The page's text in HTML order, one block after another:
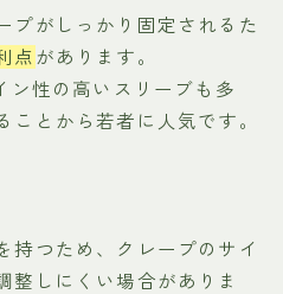
プがしっかり固定されるた
点 があります。
ン性の高いスリーブも多
ことから若者に人気です。
持つため、クレープのサイ
整しにくい場合がありま